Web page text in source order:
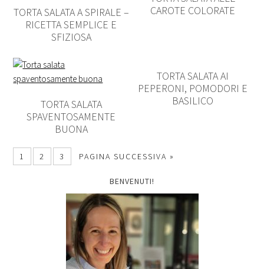
TORTA SALATA A SPIRALE –
RICETTA SEMPLICE E
SFIZIOSA
CAROTE COLORATE
TORTA SALATA
SPAVENTOSAMENTE
BUONA
TORTA SALATA AI
PEPERONI, POMODORI E
BASILICO
1 2 3 PAGINA SUCCESSIVA »
BENVENUTI!